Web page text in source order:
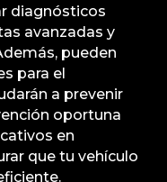
diagnósticos
avanzadas y
pueden
para el
a prevenir
oportuna
en
que tu vehículo